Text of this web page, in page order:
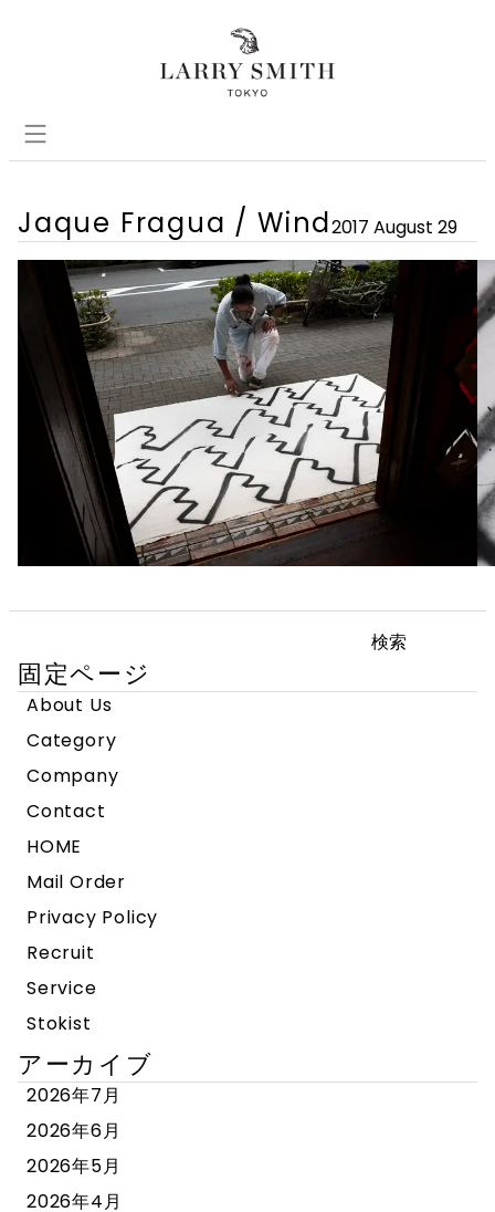
Jaque Fragua / Wind2017 August 29
索:
固定ページ
About Us
Category
Company
Contact
HOME
Mail Order
Privacy Policy
Recruit
Service
Stokist
アーカイブ
2026年7月
2026年6月
2026年5月
2026年4月